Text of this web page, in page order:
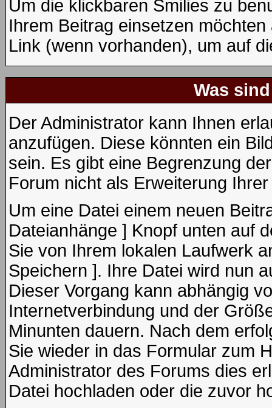
Um die klickbaren Smilies zu
Ihrem Beitrag einsetzen
Link (wenn vorhanden), um auf
Was
Der Administrator kann Ihnen
anzufügen. Diese könnten ein
sein. Es gibt eine Begrenzung
Forum nicht als Erweiterung
Um eine Datei einem neuen
Dateianhänge ] Knopf unten auf
Sie von Ihrem lokalen Laufwerk
Speichern ]. Ihre Datei wird nun
Dieser Vorgang kann abhängig
Internetverbindung und der
Minunten dauern. Nach dem
Sie wieder in das Formular zum
Administrator des Forums dies
Datei hochladen oder die zuvor